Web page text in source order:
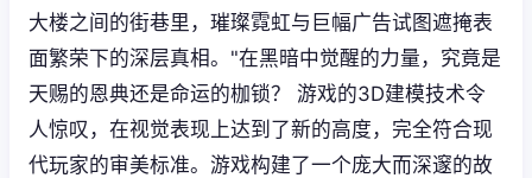
大楼之间的街巷里，璀璨霓虹与巨幅广告试图遮掩表
面繁荣下的深层真相。"在黑暗中觉醒的力量，究竟是
天赐的恩典还是命运的枷锁？ 游戏的3D建模技术令
人惊叹，在视觉表现上达到了新的高度，完全符合现
代玩家的审美标准。游戏构建了一个庞大而深邃的故